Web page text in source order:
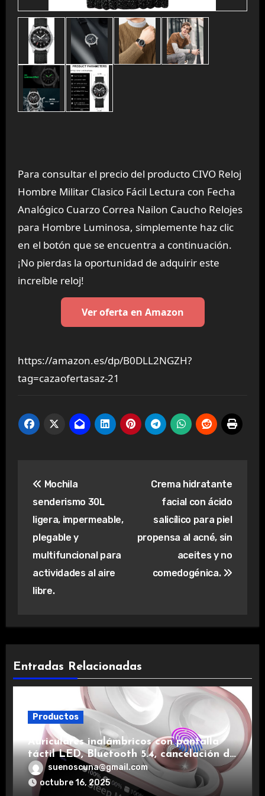
Para consultar el precio del producto CIVO Reloj
Hombre Militar Clasico Fácil Lectura con Fecha
Analógico Cuarzo Correa Nailon Caucho Relojes
para Hombre Luminosa, simplemente haz clic
en el botón que se encuentra a continuación.
¡No pierdas la oportunidad de adquirir este
increíble reloj!
Ver oferta en Amazon
https://amazon.es/dp/B0DLL2NGZH?
tag=cazaofertasaz-21
de
entradas
Mochila
senderismo 30L
ligera, impermeable,
plegable y
multifuncional para
actividades al aire
libre.
Crema hidratante
facial con ácido
salicílico para piel
propensa al acné, sin
aceites y no
comedogénica.
Entradas Relacionadas
Productos
Auriculares inalámbricos con pantalla
táctil LED, Bluetooth 5.4, cancelación de
ruido, impermeables y de larga duración.
suenoscuna@gmail.com
octubre 16, 2025